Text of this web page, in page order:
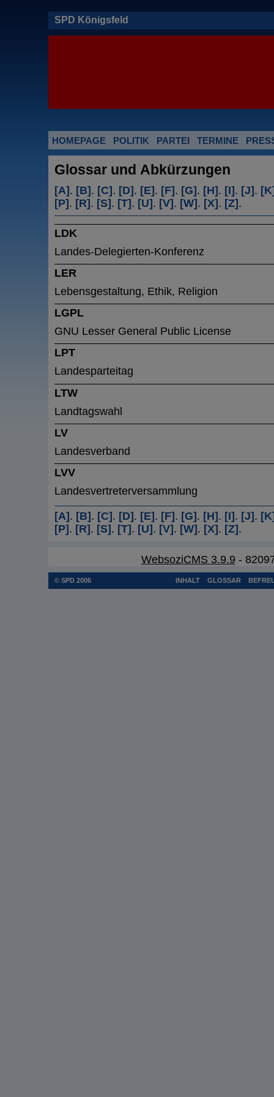
SPD Königsfeld
HOMEPAGE POLITIK PARTEI TERMINE
Glossar und Abkürzungen
[A] . [B] . [C] . [D] . [E] . [F] . [G] . [H] . [I] . [J] .
[P] . [R] . [S] . [T] . [U] . [V] . [W] . [X] . [Z] .
LDK
Landes-Delegierten-Konferenz
LER
Lebensgestaltung, Ethik, Religion
LGPL
GNU Lesser General Public License
LPT
Landesparteitag
LTW
Landtagswahl
LV
Landesverband
LVV
Landesvertreterversammlung
[A] . [B] . [C] . [D] . [E] . [F] . [G] . [H] . [I] . [J] .
[P] . [R] . [S] . [T] . [U] . [V] . [W] . [X] . [Z] .
WebsoziCMS 3.9.9 -
© SPD 2006 INHALT GLOSSAR